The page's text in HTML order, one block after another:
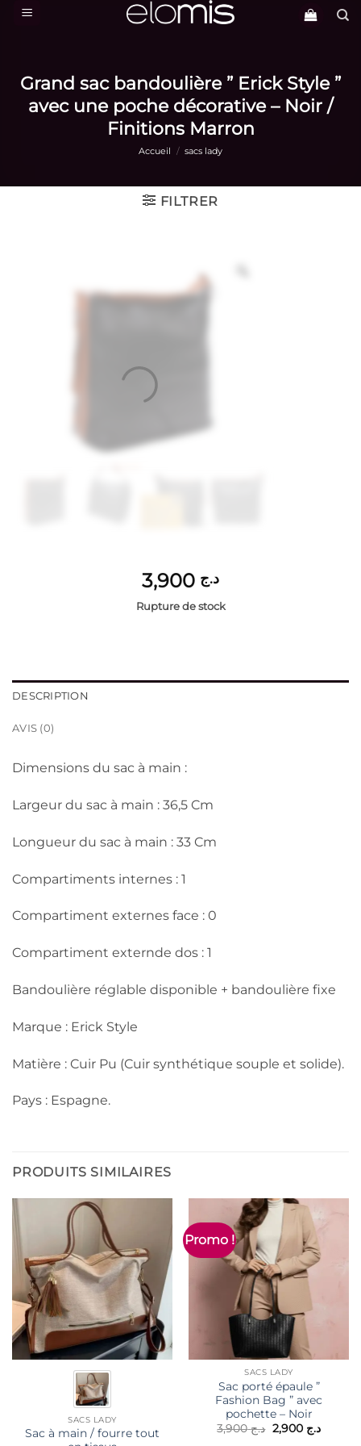
Passer
Grand sac bandoulière ” Erick Style ”
avec une poche décorative – Noir /
Finitions Marron
Accueil / sacs lady
FILTRER
د.ج
Rupture de stock
DESCRIPTION
AVIS (0)
Dimensions du sac à main :
Largeur du sac à main : 36,5 Cm
Longueur du sac à main : 33 Cm
Compartiments internes : 1
Compartiment externes face : 0
Compartiment externde dos : 1
Bandoulière réglable disponible + bandoulière fixe
Marque : Erick Style
Matière : Cuir Pu (Cuir synthétique souple et solide).
Pays : Espagne.
PRODUITS SIMILAIRES
SACS LADY
Sac à main / fourre tout
Promo !
SACS LADY
Sac porté épaule ”
Fashion Bag ” avec
pochette – Noir
د.ج3,900
Le
prix
د.ج 2,900
Le